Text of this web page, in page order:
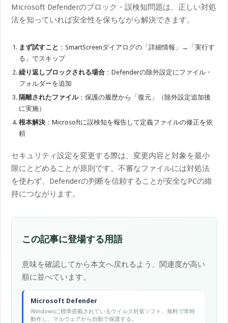
Microsoft Defenderのブロック・誤検知問題は、正しい対処
法を知っていれば安全性を保ちながら解決できます。
まず試すこと ：SmartScreenダイアログの「詳細情報」→「実行す
る」でスキップ
繰り返しブロックされる場合 ：Defenderの除外設定にファイル・
フォルダーを追加
隔離されたファイル：保護の履歴から「復元」（除外設定追加後
に実施）
根本解決 ：Microsoftに誤検知を報告して定義ファイルの修正を依
頼
セキュリティ設定を変更する際は、変更内容と対象を最小
限にとどめることが原則です。不審なファイルには対処法
を使わず、Defenderの判断を信頼することが安全なPCの維
持につながります。
この記事に登場する用語
意味を確認してから本文へ戻れるよう、関連度が高い
順に並べています。
Microsoft Defender
Windowsに標準搭載されているウイルス対策ソフト。無料で常時
動作し、マルウェアから自動で保護する。